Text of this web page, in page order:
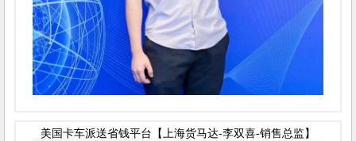
美国卡车派送省钱平台【上海货马达-李双喜-销售总监】